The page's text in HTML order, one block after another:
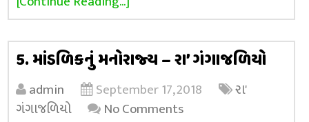
5. માંડળિકનું મનોરાજ્ય – રા’ ગંગાજળિયો
admin September 17, 2018
રા'
ગંગાજળિયો
No Comments